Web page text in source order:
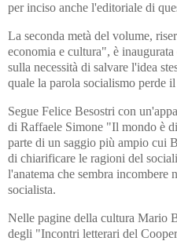
per inciso anche l'editoriale di
La seconda metà del volume,
economia e cultura", è
sulla necessità di salvare l'idea
quale la parola socialismo perde
Segue Felice Besostri con
di Raffaele Simone "Il mondo è
parte di un saggio più ampio cui
di chiarificare le ragioni del
l'anatema che sembra incombere
socialista.
Nelle pagine della cultura Mario
degli "Incontri letterari del